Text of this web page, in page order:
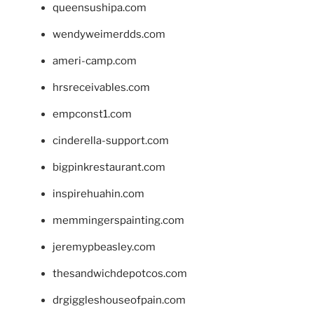
queensushipa.com
wendyweimerdds.com
ameri-camp.com
hrsreceivables.com
empconst1.com
cinderella-support.com
bigpinkrestaurant.com
inspirehuahin.com
memmingerspainting.com
jeremypbeasley.com
thesandwichdepotcos.com
drgiggleshouseofpain.com